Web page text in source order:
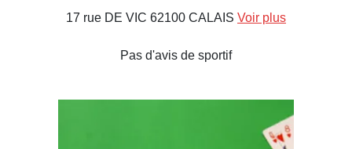
17 rue DE VIC 62100 CALAIS Voir plus
Pas d'avis de sportif